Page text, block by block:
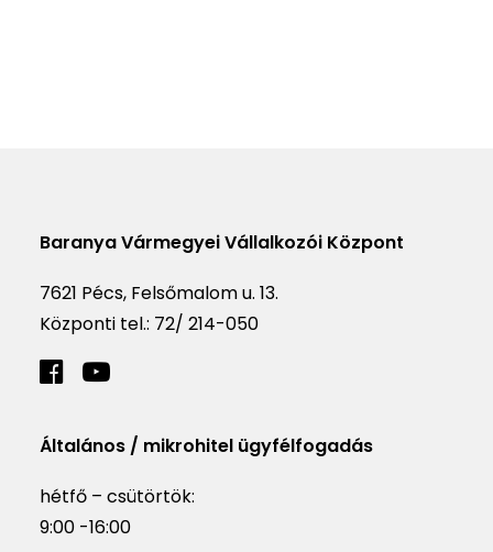
Baranya Vármegyei Vállalkozói Központ
7621 Pécs, Felsőmalom u. 13.
Központi tel.: 72/ 214-050
Általános / mikrohitel ügyfélfogadás
hétfő – csütörtök:
9:00 -16:00